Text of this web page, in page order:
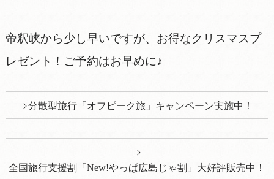
帝釈峡から少し早いですが、お得なクリスマスプ
レゼント！ご予約はお早めに♪
分散型旅行「オフピーク旅」キャンペーン実施中！
全国旅行支援割「New!やっぱ広島じゃ割」大好評販売中！